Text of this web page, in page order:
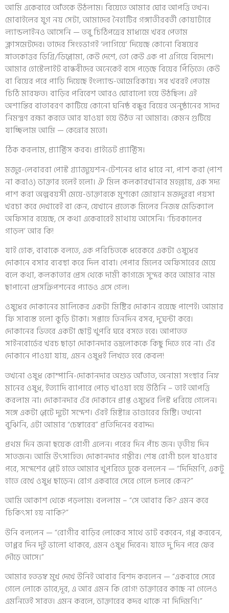
আমি একেবারে আঁতকে উঠলাম। বিয়েতে আমার ঘোর আপত্তি তখন।
মোবাইলের যুগ নয় সেটা, আমাদের নৈহাটির গঙ্গাতীরবর্তী কোয়ার্টারে
ল্যান্ডলাইনও আসেনি — তবু চিঠিপত্রের মাধ্যমে খবর পেতাম
ক্লাসমেটদের। তাদের সিংহভাগই ‘লাগিয়ে’ দিয়েছে কোনো বিষয়ের
স্নাতকোত্তর ডিগ্রি/ডিপ্লোমা, কেউ দেশে, তো কেউ এক পা এগিয়ে বিদেশে।
আমার হোস্টেলাইট বান্ধবীদের অনেকেই বসে পড়েছে বিয়ের পিঁড়িতে। কেউ
বা বিয়ের পরে পাড়ি দিয়েছে ইংল্যান্ড-আমেরিকায়। সব খবরই পেতাম
চিঠি মারফত। বাড়ির পরিবেশ আরও ঘোরালো হয়ে উঠছিল। এই
অশান্তির বাতাবরণ কাটিয়ে কোনো ঘনিষ্ঠ বন্ধুর বিয়ের অনুষ্ঠানের সাদর
নিমন্ত্রণ রক্ষা করতে আর যাওয়া হয়ে উঠত না আমার। কেমন গুটিয়ে
যাচ্ছিলাম আমি — কেন্নোর মতো।
ঠিক করলাম, প্র্যাক্টিস করব। প্রাইভেট প্র্যাক্টিস।
মজুর-লেবাররা পোস্ট গ্র্যাজুয়েশন-টেশনের ধার ধারে না, পাশ করা (পাশ
না করাও) ডাক্তার হলেই হলো। ঐ মিল কলকারখানার মহল্লায়, এক সদ্য
পাশ করা অল্পবয়সী মেয়ে-ডাক্তারকে মুশকো জোয়ান মজদুররা পয়সা
খরচা করে দেখাবেই বা কেন, যেখানে প্রত্যেক মিলের নিজস্ব মেডিক্যাল
অফিসার রয়েছে, সে কথা একেবারেই মাথায় আসেনি। ‘চিরকালের
গাড়ল’ আর কি!
যাই হোক, বাবাকে বলতে, এক পরিচিতকে ধরেকরে একটা ওষুধের
দোকানে বসার ব্যবস্থা করে দিল বাবা। পেপার মিলের অফিসারের মেয়ে
বলে কথা, কলকাতার প্রেস থেকে দামী কাগজে সুন্দর করে আমার নাম
ছাপানো প্রেসক্রিপশনের প্যাডও এসে গেল।
ওষুধের দোকানের মালিকের একটা মিষ্টির দোকান রয়েছে পাশেই। আমার
ফি সাব্যস্ত হলো কুড়ি টাকা। সপ্তাহে তিনদিন বসব, দু’ঘন্টা করে।
দোকানের ভিতরে একটা ছোট্ট খুপরি ঘরে বসতে হবে। আপাতত
সাইনবোর্ডের খরচ ছাড়া দোকানদার ভদ্রলোককে কিছু দিতে হবে না। ওঁর
দোকানে পাওয়া যায়, এমন ওষুধই লিখতে হবে কেবল!
তখনো ওষুধ কোম্পানি-দোকানদার অশুভ আঁতাত, অনামা সংস্থার নিম্ন
মানের ওষুধ, ইত্যাদি ব্যাপারে পোড় খাওয়া হয়ে উঠিনি – তাই আপত্তি
করলাম না। দোকানদার ওঁর দোকানে প্রাপ্ত ওষুধের লিস্ট ধরিয়ে গেলেন।
সঙ্গে একটা প্লেটে দুটো সন্দেশ। ওঁরই মিষ্টান্ন ভাণ্ডারের মিষ্টি। তখনো
বুঝিনি, এটা আমার “চেম্বারের” প্রতিদিনের বরাদ্দ।
প্রথম দিন জনা ছয়েক রোগী এলেন। পরের দিন পাঁচ জন। তৃতীয় দিন
সাতজন। আমি উৎসাহিত। দোকানদার গম্ভীর। শেষ রোগী চলে যাওয়ার
পরে, সন্দেশের প্লেট হাতে আমার খুপরিতে ঢুকে বললেন — “দিদিমণি, একটু
হাতে রেখে ওষুধ ছাড়েন। রোগ একবারে সেরে গেলে চলবে কেন?”
আমি আকাশ থেকে পড়লাম। বললাম – “সে আবার কি? এমন করে
চিকিৎসা হয় নাকি?”
উনি বললেন — “রোগীর বাড়ির লোকের সাথে ভাট বকবেন, গপ্প করবেন,
তাপ্পর দিন দুই ভালো থাকবে, এমন ওষুধ দিবেন। যাতে দু দিন পরে ফের
দৌড়ে আসে।”
আমার হতভম্ব মুখ দেখে উনিই আবার বিশদ করলেন — “একবারে সেরে
গেলে লোকে ভাবে,দূর, এ আর এমন কি রোগ! ডাক্তারের কাছে না গেলেও
এমনিতেই সারত। এমন করলে, ডাক্তারের কদর থাকে না দিদিমণি।”